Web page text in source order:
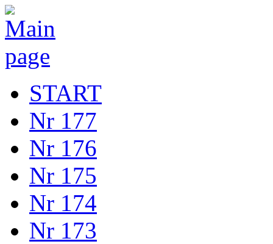
START
Nr 177
Nr 176
Nr 175
Nr 174
Nr 173